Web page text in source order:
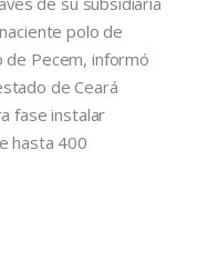
polo de
Pecem, informó
de Ceará
fase instalar
hasta 400